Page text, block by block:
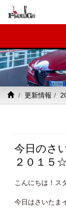
更新情報
今日のさ
２０１５
こんにちは！ス
今日はさいたま